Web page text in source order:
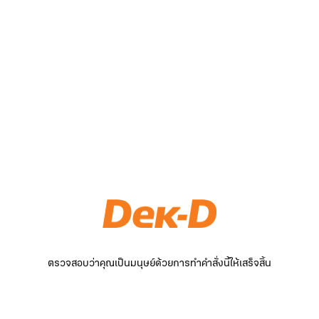
ตรวจสอบว่าคุณเป็นมนุษย์ด้วยการทำคำสั่งนี้ให้เสร็จสิ้น